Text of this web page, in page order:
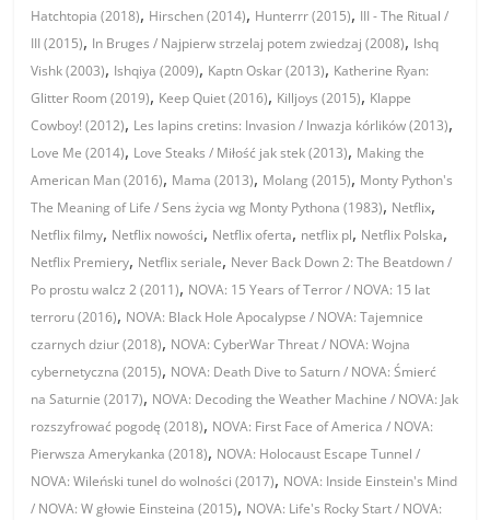
Hatchtopia (2018), Hirschen (2014), Hunterrr (2015), III - The Ritual /
III (2015), In Bruges / Najpierw strzelaj potem zwiedzaj (2008), Ishq
Vishk (2003), Ishqiya (2009), Kaptn Oskar (2013), Katherine Ryan:
Glitter Room (2019), Keep Quiet (2016), Killjoys (2015), Klappe
Cowboy! (2012), Les lapins cretins: Invasion / Inwazja kórlików (2013),
Love Me (2014), Love Steaks / Miłość jak stek (2013), Making the
American Man (2016), Mama (2013), Molang (2015), Monty Python's
The Meaning of Life / Sens życia wg Monty Pythona (1983), Netflix,
Netflix filmy, Netflix nowości, Netflix oferta, netflix pl, Netflix Polska,
Netflix Premiery, Netflix seriale, Never Back Down 2: The Beatdown /
Po prostu walcz 2 (2011), NOVA: 15 Years of Terror / NOVA: 15 lat
terroru (2016), NOVA: Black Hole Apocalypse / NOVA: Tajemnice
czarnych dziur (2018), NOVA: CyberWar Threat / NOVA: Wojna
cybernetyczna (2015), NOVA: Death Dive to Saturn / NOVA: Śmierć
na Saturnie (2017), NOVA: Decoding the Weather Machine / NOVA: Jak
rozszyfrować pogodę (2018), NOVA: First Face of America / NOVA:
Pierwsza Amerykanka (2018), NOVA: Holocaust Escape Tunnel /
NOVA: Wileński tunel do wolności (2017), NOVA: Inside Einstein's Mind
/ NOVA: W głowie Einsteina (2015), NOVA: Life's Rocky Start / NOVA: